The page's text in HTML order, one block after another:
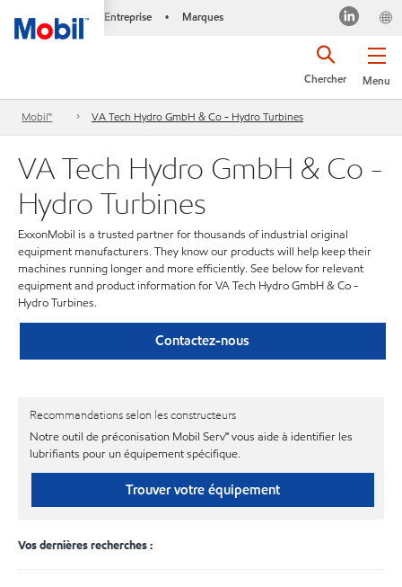
Entreprise • Marques
Menu
Chercher
Mobil™ VA Tech Hydro GmbH & Co - Hydro Turbines
VA Tech Hydro GmbH & Co -
Hydro Turbines
ExxonMobil is a trusted partner for thousands of industrial original
equipment manufacturers. They know our products will help keep their
machines running longer and more efficiently. See below for relevant
equipment and product information for VA Tech Hydro GmbH & Co -
Hydro Turbines.
Contactez-nous
Recommandations selon les constructeurs
Notre outil de préconisation Mobil Serv℠ vous aide à identifier les
lubrifiants pour un équipement spécifique.
Trouver votre équipement
Vos dernières recherches :